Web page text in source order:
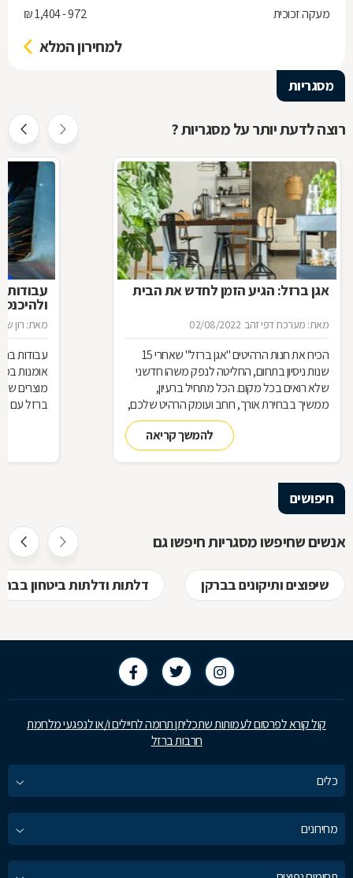
מעקה זכוכית
972 - 1,404 ₪
למחירון המלא
מסגריות
רוצה לדעת יותר על מסגריות ?
אגן ברזל: הגיע הזמן לחדש את הבית
מאת: מערכת דפי זהב 02/08/2022
הכירו את חנות הרהיטים ''אגן ברזל'' שאחרי 15
שנות ניסיון בתחום, החליטה לנפק משהו חדשני
שלא רואים בכל מקום. הכל מתחיל ברעיון,
ממשיך בבחירת אורך, רוחב ועומק הרהיט שלכם,
ממשיך בייצור מקורי ממיטב חומרי הגלם ומסתיים
ביצירת הפתרון המרשים והמעשי ביותר עבורכם
להמשך קריאה
עבודות
מאת: רון
עבודות
אומנות
מוצרים
ברזל עם
חיפושים
אנשים שחיפשו מסגריות חיפשו גם
שיפוצים ותיקונים בברקן דלתות ודלתות ביטחון
קול קורא לפרסום לעמותות שתכליתן תרומה לחיילים ו/או לנפגעי מלחמת
חרבות ברזל
כלים
מחירונים